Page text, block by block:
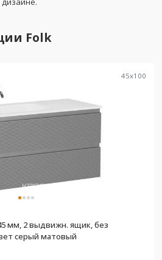
Folk
45x100
мм, 2 выдвижн. ящик, без
серый матовый